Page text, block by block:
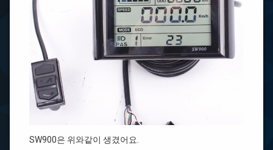
SW900은 위와같이 생겼어요.